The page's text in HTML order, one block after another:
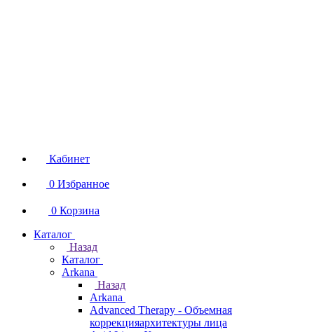
Кабинет
0 Избранное
0 Корзина
Каталог
Назад
Каталог
Arkana
Назад
Arkana
Advanced Therapy - Объемная
коррекцияархитектуры лица